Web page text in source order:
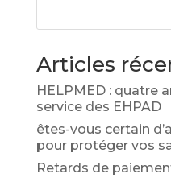
Articles
HELPMED : quatre
service des EHPAD
êtes-vous certain
pour protéger vos
Retards de